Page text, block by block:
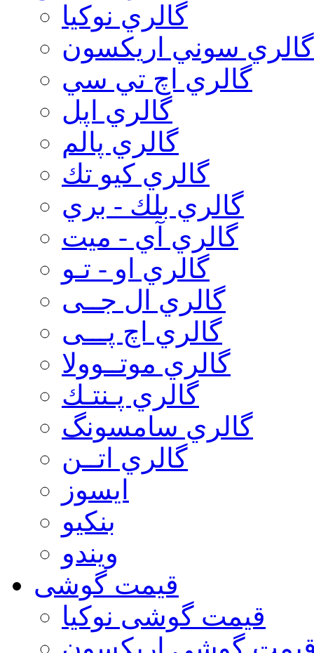
گالري نوكيا
گالري سوني اريكسون
گالري اچ تي سي
گالري اپل
گالري پالم
گالري كيو تك
گالري بلك - بري
گالري آي - ميت
گالري او - تـو
گالري ال جــی
گالري اچ پـــی
گالري موتــوولا
گالري پـنتـك
گالري سامسونگ
گالري اتــن
ایسوز
بنکیو
ویندو
قیمت گوشی
قیمت گوشی نوكيا